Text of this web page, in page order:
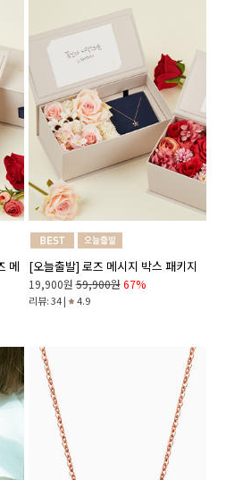
메
[오늘출발] 로즈 메시지 박스 패키지
19,900원 59,900원 67%
리뷰: 34 | 4.9